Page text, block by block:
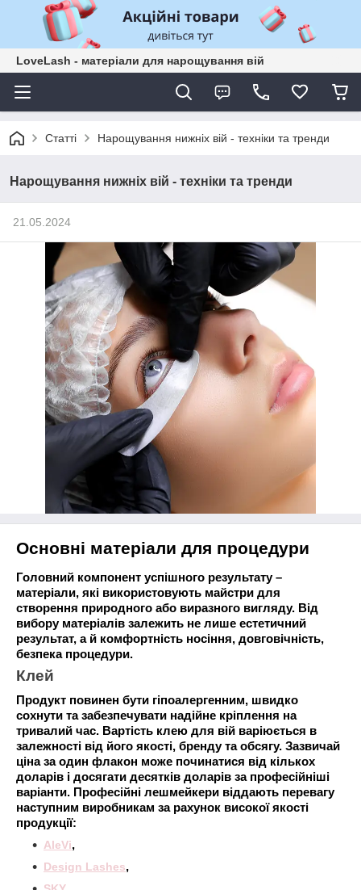
LoveLash - матеріали для нарощування вій
Статті Нарощування нижніх вій - техніки та тренди
Нарощування нижніх вій - техніки та тренди
21.05.2024
Основні матеріали для процедури
Головний компонент успішного результату –
матеріали, які використовують майстри для
створення природного або виразного вигляду. Від
вибору матеріалів залежить не лише естетичний
результат, а й комфортність носіння, довговічність,
безпека процедури.
Клей
Продукт повинен бути гіпоалергенним, швидко
сохнути та забезпечувати надійне кріплення на
тривалий час. Вартість клею для вій варіюється в
залежності від його якості, бренду та обсягу. Зазвичай
ціна за один флакон може починатися від кількох
доларів і досягати десятків доларів за професійніші
варіанти. Професійні лешмейкери віддають перевагу
наступним виробникам за рахунок високої якості
продукції:
AleVi,
Design Lashes,